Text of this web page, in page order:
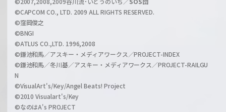
©CAPCOM CO., LTD. 2009 ALL RIGHTS RESERVED.
©窪岡俊之
©BNGI
©ATLUS CO.,LTD. 1996,2008
©鎌池和馬／アスキー・メディアワークス／PROJECT-INDEX
©鎌池和馬／冬川基／アスキー・メディアワークス／PROJECT-RAILGU
N
©VisualArt's/Key/Angel Beats! Project
©2010 Visualart's/Key
©なのはA's PROJECT